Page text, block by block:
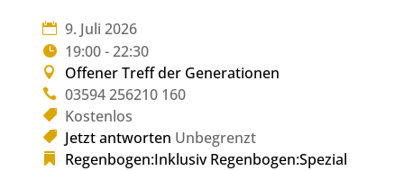
9. Juli 2026
19:00 - 22:30
Offener Treff der Generationen
03594 256210 160
Kostenlos
Jetzt antworten Unbegrenzt
Regenbogen:Inklusiv Regenbogen:Spezial